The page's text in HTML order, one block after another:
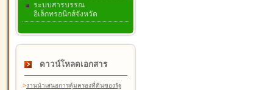
ระบบสารบรรณ
อิเล็กทรอนิกส์จังหวัด
ดาวน์โหลดเอกสาร
>งานนำเสนอการคุ้มครองที่ดินของรัฐ